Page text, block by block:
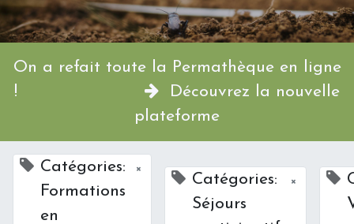
On a refait toute la Permathèque en ligne
!
Découvrez la nouvelle
plateforme
Catégories:
Formations
en
×
Catégories:
Séjours
×